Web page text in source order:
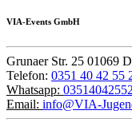
VIA-Events GmbH
Grunaer Str. 25 01069
Telefon: 0351 40 42 55
Whatsapp:
Email: info@VIA-